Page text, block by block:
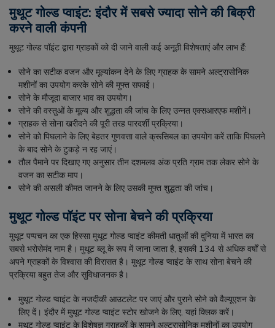
मुथूट गोल्ड प्वाइंट: इंदौर में सबसे ज्यादा सोने की बिक्री
करने वाली कंपनी
मुथूट गोल्ड पॉइंट द्वारा ग्राहकों को दी जाने वाली कई अनूठी विशेषताएं और लाभ हैं:
सोने का सटीक वजन और मूल्यांकन देने के लिए ग्राहक के सामने अल्ट्रासोनिक
मशीनों का उपयोग करके सोने की मुफ्त सफाई।
सोने के मौजूदा बाजार भाव का उपयोग।
सोने की वस्तुओं के मूल्य और शुद्धता की जांच के लिए उन्नत एक्सआरएफ मशीनें।
ग्राहक से सोना खरीदने की पूरी तरह पारदर्शी प्रक्रिया।
सोने को पिघलाने के लिए बेहतर गुणवत्ता वाले क्रूसिबल का उपयोग करें ताकि पिघलने
के बाद सोने के टुकड़े न रह जाएं।
तौल पैमाने पर दिखाए गए अनुसार तीन दशमलव अंक प्रति ग्राम तक लेकर सोने के
वजन का सटीक माप।
सोने की असली कीमत जानने के लिए उसकी मुफ्त शुद्धता की जांच।
मुथूट गोल्ड पॉइंट पर सोना बेचने की प्रक्रिया
मुथूट पप्पचन का एक हिस्सा मुथूट गोल्ड प्वाइंट कीमती धातुओं की दुनिया में भारत का
सबसे भरोसेमंद नाम है। मुथूट ब्लू के रूप में जाना जाता है, इसकी 134 से अधिक वर्षों से
अपने ग्राहकों के विश्वास की विरासत है। मुथूट गोल्ड प्वाइंट के साथ सोना बेचने की
प्रक्रिया बहुत तेज और सुविधाजनक है।
मुथूट गोल्ड प्वाइंट के नजदीकी आउटलेट पर जाएं और पुराने सोने को वैल्यूएशन के
लिए दें। इंदौर में मुथूट गोल्ड प्वाइंट स्टोर खोजने के लिए, यहां क्लिक करें।
मुथूट गोल्ड प्वाइंट के विशेषज्ञ ग्राहकों के सामने अल्ट्रासोनिक मशीनों का उपयोग